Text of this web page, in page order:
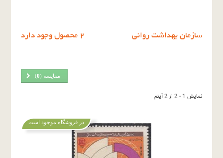
سازمان بهداشت روانی 2 محصول وجود دارد
مقایسه (0
)
نمایش 1 - 2 از 2 آیتم
در فروشگاه موجود است